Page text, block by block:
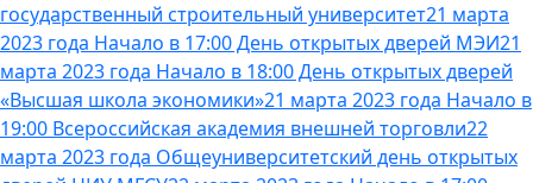
государственный строительный университет21 марта
2023 года Начало в 17:00 День открытых дверей МЭИ21
марта 2023 года Начало в 18:00 День открытых дверей
«Высшая школа экономики»21 марта 2023 года Начало в
19:00 Всероссийская академия внешней торговли22
марта 2023 года Общеуниверситетский день открытых